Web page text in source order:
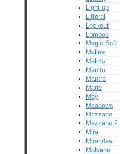
Light up
Littoral
Lockout
Lombok
Magic Soft
Maline
Malmo
Manitu
Mantra
Marie
May
Meadows
Mezzano
Mezzano 2
Mira
Mirandes
Molveno